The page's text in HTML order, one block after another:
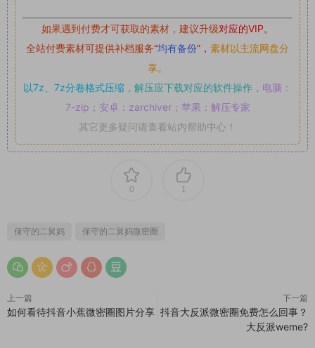
如果遇到付费才可获取的素材，建议升级对应的VIP。
全站付费素材可提供补档服务“均有备份”， 素材以主流网盘分
享。
以7z、7z分卷格式压缩， 解压应下载对应的软件操作， 电脑：
7-zip；安卓：zarchiver；苹果：解压专家
其它更多疑问请查看站内帮助中心！
0 1
保守的二舅妈 保守的二舅妈微密圈
上一篇
如何看待抖音小蕉微密圈图片分享
下一篇
抖音大反派微密圈免费怎么回事？
大反派weme?